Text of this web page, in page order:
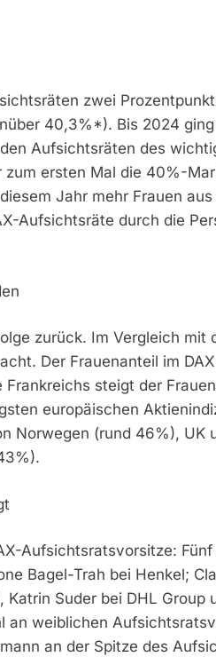
zwei
40,3%*). Bis 2024 ging
Aufsichtsräten des
ersten Mal die 40%-
Jahr mehr Frauen
Aufsichtsräte durch die
zurück. Im Vergleich mit
Der Frauenanteil im
steigt der
europäischen
Norwegen (rund 46%), UK
Aufsichtsratsvorsitze:
Bagel-Trah bei Henkel;
Suder bei DHL Group
an weiblichen
an der Spitze des